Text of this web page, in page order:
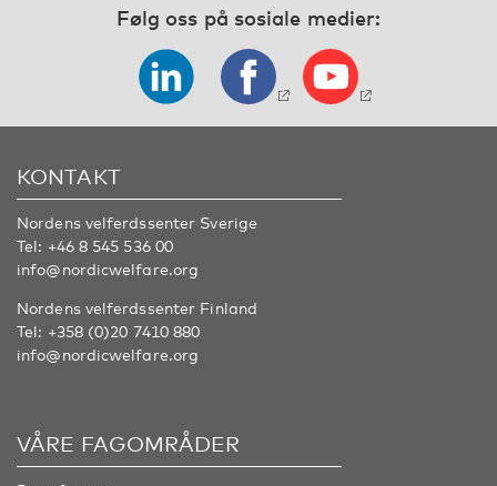
Følg oss på sosiale medier:
KONTAKT
Nordens velferdssenter Sverige
Tel: +46 8 545 536 00
info@nordicwelfare.org
Nordens velferdssenter Finland
Tel: +358 (0)20 7410 880
info@nordicwelfare.org
VÅRE FAGOMRÅDER